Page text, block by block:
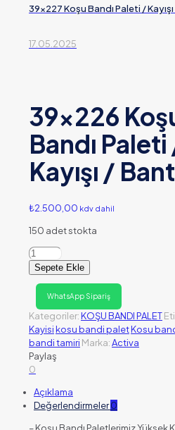
39×227 Koşu Bandı Paleti /
17.05.2025
39×226
Bandı Paleti
Kayışı / Bant
₺2.500,00 kdv dahil
150 adet stokta
39x226
Koşu
Paleti
Kayışı
/
Bant
adet
Sepete Ekle
WhatsApp Sipariş
Kategoriler:KOŞU BANDI PALET
Kayisikosu bandi paletKosu
bandi tamiri Marka:Activa
Paylaş
0
Açıklama
Değerlendirmeler0